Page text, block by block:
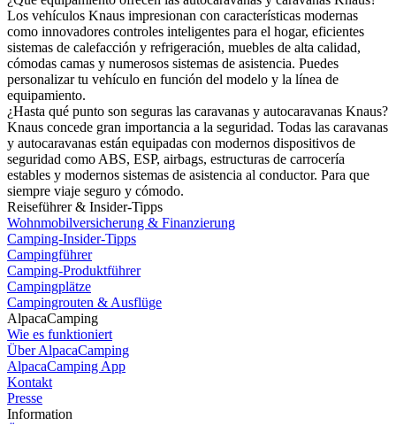
Los vehículos Knaus impresionan con características modernas
como innovadores controles inteligentes para el hogar, eficientes
sistemas de calefacción y refrigeración, muebles de alta calidad,
cómodas camas y numerosos sistemas de asistencia. Puedes
personalizar tu vehículo en función del modelo y la línea de
equipamiento.
¿Hasta qué punto son seguras las caravanas y autocaravanas Knaus?
Knaus concede gran importancia a la seguridad. Todas las caravanas
y autocaravanas están equipadas con modernos dispositivos de
seguridad como ABS, ESP, airbags, estructuras de carrocería
estables y modernos sistemas de asistencia al conductor. Para que
siempre viaje seguro y cómodo.
Reiseführer & Insider-Tipps
Wohnmobilversicherung & Finanzierung
Camping-Insider-Tipps
Campingführer
Camping-Produktführer
Campingplätze
Campingrouten & Ausflüge
AlpacaCamping
Wie es funktioniert
Über AlpacaCamping
AlpacaCamping App
Kontakt
Presse
Information